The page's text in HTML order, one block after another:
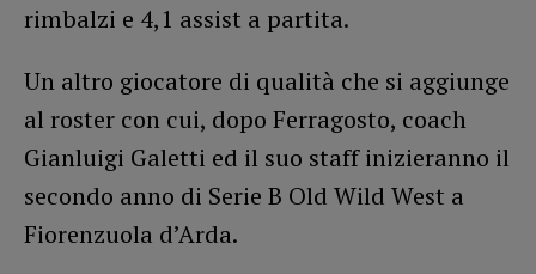
rimbalzi e 4,1 assist a partita.
Un altro giocatore di qualità che si aggiunge
al roster con cui, dopo Ferragosto, coach
Gianluigi Galetti ed il suo staff inizieranno il
secondo anno di Serie B Old Wild West a
Fiorenzuola d’Arda.